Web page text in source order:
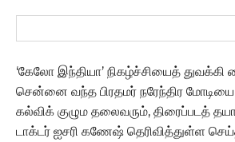
‘கேலோ இந்தியா’ நிகழ்ச்சியைத்
சென்னை வந்த பிரதமர் நரேந்திர
கல்விக் குழும தலைவரும், திரைப்படத்
டாக்டர் ஐசரி கணேஷ் தெரிவித்துள்ள